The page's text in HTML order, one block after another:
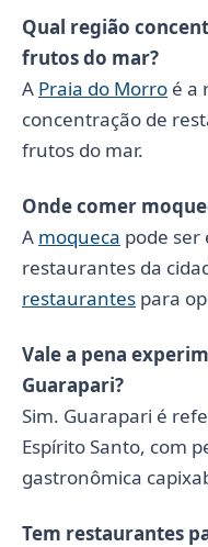
Qual região
frutos do mar?
A Praia do Morro é a
concentração de
frutos do mar.
Onde comer
A moqueca pode ser
restaurantes da
restaurantes para
Vale a pena
Guarapari?
Sim. Guarapari é
Espírito Santo, com
gastronômica
Tem restaurantes